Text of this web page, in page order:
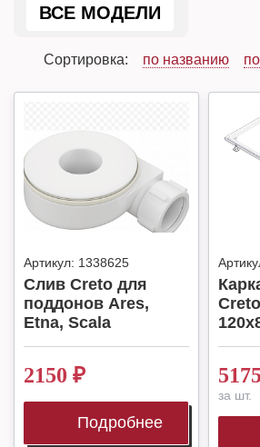
ВСЕ МОДЕЛИ
Сортировка: по названию
Артикул: 1338625
Слив Creto для
поддонов Ares,
Etna, Scala
2150 ₽
Подробнее
5175
за шт.